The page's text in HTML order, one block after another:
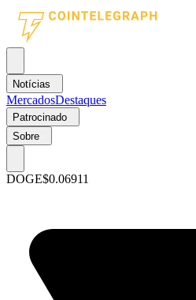
Notícias
MercadosDestaques
Patrocinado
Sobre
DOGE$0.06911